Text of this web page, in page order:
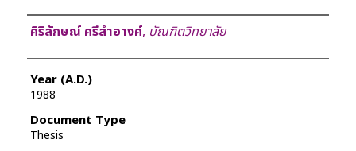
Author
ศิริลักษณ์ ศรีสำอางค์, บัณฑิตวิทยาลัย
Year (A.D.)
1988
Document Type
Thesis